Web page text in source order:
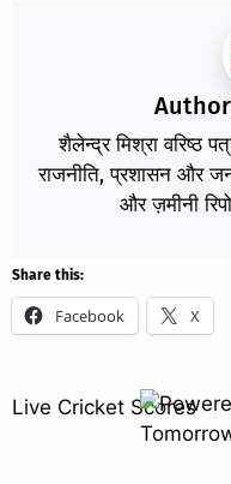
शैलेन्द्र मिश्रा वरिष्ठ
राजनीति, प्रशासन और
और ज़मीनी
Share this:
Facebook X
Live Cricket Scores